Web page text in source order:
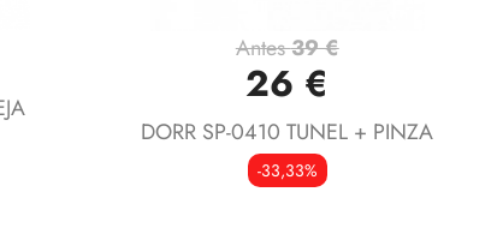
Vista rápida
Antes39 €
26 €
DORR SP-0410 TUNEL + PINZA
-33,33%